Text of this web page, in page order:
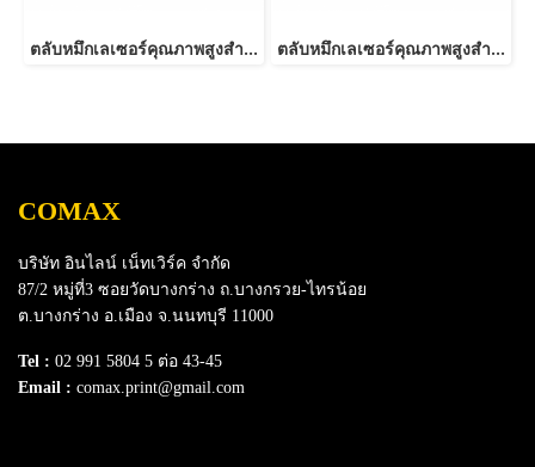
ตลับหมึกเลเซอร์คุณภาพสูงสำหรับ RICOH รุ่น C250/C260/C261 M ตลับหมึกเลเซอร์คุณภาพสูงสำหรับ RICOH รุ่น C250/C260/C261 Y
COMAX
บริษัท อินไลน์ เน็ทเวิร์ค จำกัด
87/2 หมู่ที่3 ซอยวัดบางกร่าง ถ.บางกรวย-ไทรน้อย
ต.บางกร่าง อ.เมือง จ.นนทบุรี 11000
Tel : 02 991 5804 5 ต่อ 43-45
Email : comax.print@gmail.com